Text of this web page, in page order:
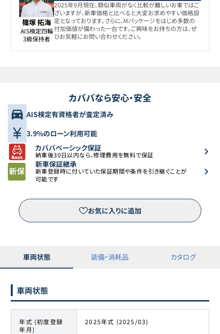
篠塚 拓海
AIS検定四輪
3級保持者
2025年9月現在、類似車両がなく比較が難しいお車ではご
ざいますが、新車価格と比べると大変お求めやすい価格設
定となっております。さらに、Mパッケージをはじめ多数の
付加価値が備わった一台です。ご興味をお持ちの方は、ぜ
ひお気軽にお問い合わせください。
カババなら安心・安全
AIS検定有資格者が査定済み
3.9%のローン利用可能
カババベーシック保証
納車後30日以内なら、修理費用を無料で保証
新車保証継承
新車登録時に付いていた保証期間や条件を引き継ぐことが
可能です
お気に入りに追加
車両状態 装備・消耗品 カタログ
車両状態
年式 (初度登録
年月)
2025年式 (2025/03)